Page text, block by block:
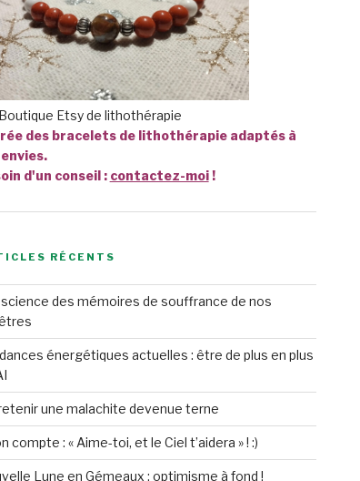
Etsy de lithothérapie
des bracelets de lithothérapie adaptés à
d'un conseil : contactez-moi!
RÉCENTS
des mémoires de souffrance de nos
énergétiques actuelles : être de plus en plus
une malachite devenue terne
compte : « Aime-toi, et le Ciel t’aidera » ! :)
Lune en Gémeaux : optimisme à fond !